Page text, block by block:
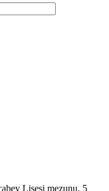
Lisesi mezunu. 5